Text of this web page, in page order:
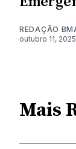
REDAÇÃO
outubro 11, 2025
Mais